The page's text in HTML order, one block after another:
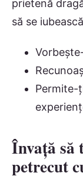
prietenă
să se
Permite-
Învață să
petrecut